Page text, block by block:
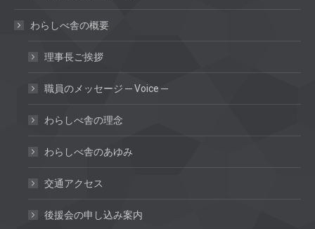
わらしべ舎の概要
理事長ご挨拶
職員のメッセージ ─ Voice ─
わらしべ舎の理念
わらしべ舎のあゆみ
交通アクセス
後援会の申し込み案内